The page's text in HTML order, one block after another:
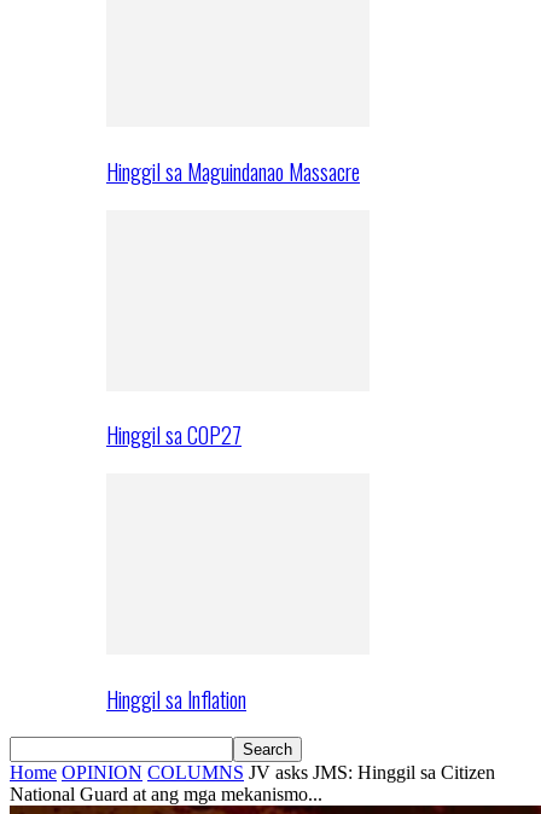
Hinggil sa Maguindanao Massacre
Hinggil sa COP27
Hinggil sa Inflation
Home OPINION COLUMNS JV asks JMS: Hinggil sa Citizen
National Guard at ang mga mekanismo...